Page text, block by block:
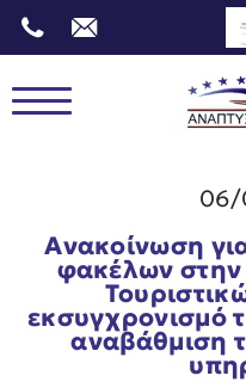
06/
Ανακοίνωση
φακέλων
εκσυγχρονισμό
αναβάθμιση